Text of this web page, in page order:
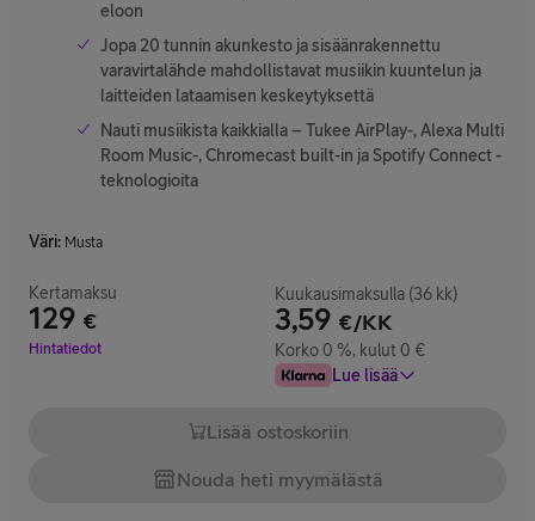
eloon
Jopa 20 tunnin akunkesto ja sisäänrakennettu
varavirtalähde mahdollistavat musiikin kuuntelun ja
laitteiden lataamisen keskeytyksettä
Nauti musiikista kaikkialla – Tukee AirPlay-, Alexa Multi
Room Music-, Chromecast built-in ja Spotify Connect -
teknologioita
Väri: Musta
Kertamaksu
129 €
Hinta 129 €
Hintatiedot
Kuukausimaksulla (36 kk)
3,59 €/KK
Korko 0 %, kulut 0 €
Lue lisää
Lisää ostoskoriin
Nouda heti myymälästä